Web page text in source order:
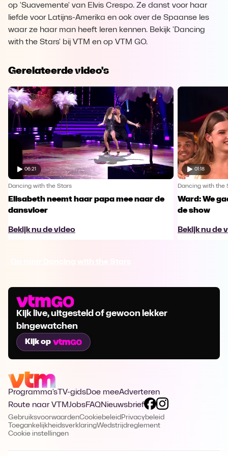
op 'Suavemente' van Elvis Crespo. Ze danst voor haar
liefde voor Latijns-Amerika en ook over de Spaanse les
waar ze haar man heeft leren kennen. Bekijk 'Dancing
with the Stars' bij VTM en op VTM GO.
Gerelateerde video's
06:21
Dancing with the Stars
Elisabeth neemt haar papa mee naar de
dansvloer
Bekijk nu de video
01:18
Dancing with the
Ward: We
de show
Bekijk nu de
Kijk live, uitgesteld of gewoon lekker
bingewatchen
Kijk op
Programma's TV-gidsDoe meeAdverteren
Route naar VTMJobsFAQNieuwsbrief
GebruiksvoorwaardenCookiebeleid Privacybeleid
ToegankelijkheidsverklaringWedstrijdreglement
Cookie instellingen